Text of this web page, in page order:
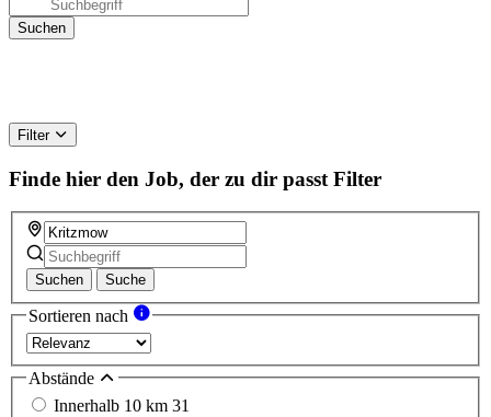
Filter
Finde hier den Job, der zu dir passt Filter
Suchen Suche
Sortieren nach
Abstände
Innerhalb 10 km 31